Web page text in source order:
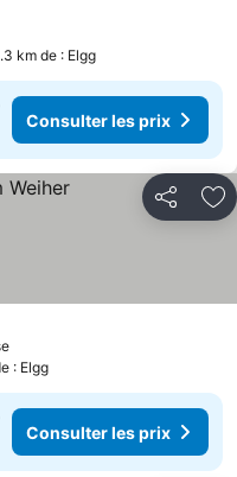
km de : Elgg
Consulter les prix
Partager
: Elgg
Consulter les prix